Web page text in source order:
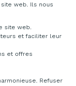
web. Ils nous
site web.
et faciliter leur
et offres
Refuser